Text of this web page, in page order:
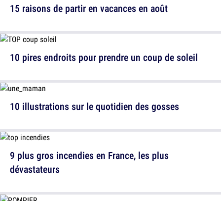
15 raisons de partir en vacances en août
10 illustrations sur le quotidien des gosses
10 pires endroits pour prendre un coup de soleil
9 plus gros incendies en France, les plus
dévastateurs